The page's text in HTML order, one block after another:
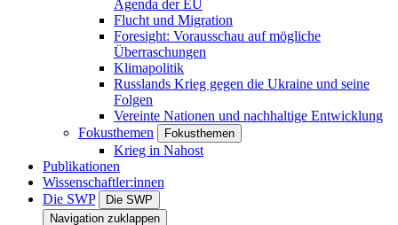
Agenda der EU
Flucht und Migration
Foresight: Vorausschau auf mögliche
Überraschungen
Klimapolitik
Russlands Krieg gegen die Ukraine und seine
Folgen
Vereinte Nationen und nachhaltige Entwicklung
Fokusthemen
Fokusthemen
Krieg in Nahost
Publikationen
Wissenschaftler:innen
Die SWP
Die SWP
Navigation zuklappen